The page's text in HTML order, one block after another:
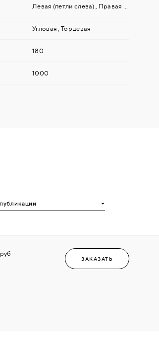
Левая (петли слева) Правая (петли справа)
Угловая Торцевая
180
1000
руб
ЗАКАЗАТЬ